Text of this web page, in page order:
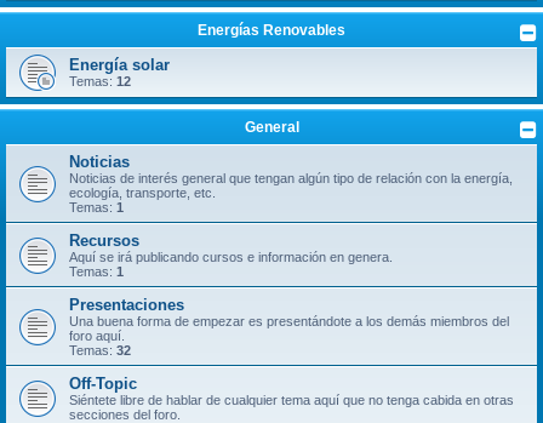
Energías Renovables
Energía solar
Temas: 12
General
Noticias
Noticias de interés general que tengan algún tipo de relación con la energía,
ecología, transporte, etc.
Temas: 1
Recursos
Aquí se irá publicando cursos e información en genera.
Temas: 1
Presentaciones
Una buena forma de empezar es presentándote a los demás miembros del
foro aquí.
Temas: 32
Off-Topic
Siéntete libre de hablar de cualquier tema aquí que no tenga cabida en otras
secciones del foro.